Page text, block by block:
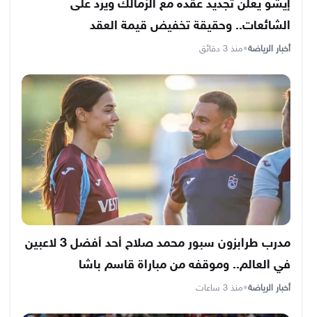
إيشو يعلن تجديد عقده مع الزمالك ويرد على
الشائعات.. وحقيقة تخفيض قيمة العقد
أخبار الرياضة•منذ 3 دقائق
مدرب طرابزون سبور محمد صلاح أحد أفضل 3 لاعبين
في العالم.. وموقفه من مباراة قاسم باشا
أخبار الرياضة•منذ 3 ساعات